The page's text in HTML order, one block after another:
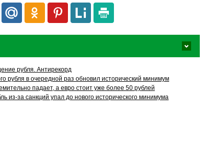
рубля. Антирекорд
рубля в очередной раз обновил исторический минимум
падает, а евро стоит уже более 50 рублей
из-за санкций упал до нового исторического минимума